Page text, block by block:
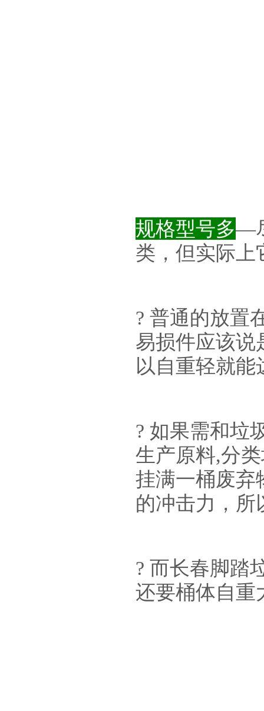
规格型号多—
类，但实际上
? 普通的放置
易损件应该说
以自重轻就能
? 如果需和垃
生产原料,分
挂满一桶废弃
的冲击力，所
? 而长春脚踏
还要桶体自重